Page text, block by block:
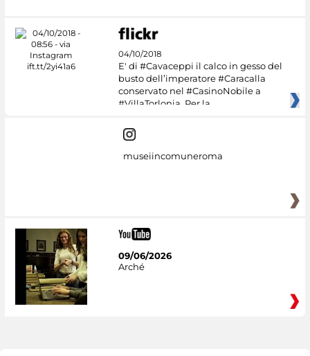
04/10/2018
E' di #Cavaceppi il calco in gesso del
busto dell’imperatore #Caracalla
conservato nel #CasinoNobile a
#VillaTorlonia. Per la
museiincomuneroma
09/06/2026
Arché